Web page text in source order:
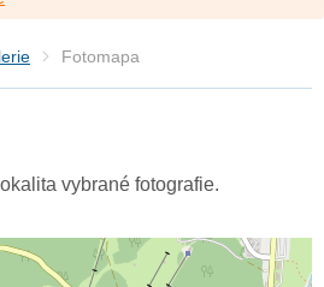
Fotomapa
vybrané fotografie.